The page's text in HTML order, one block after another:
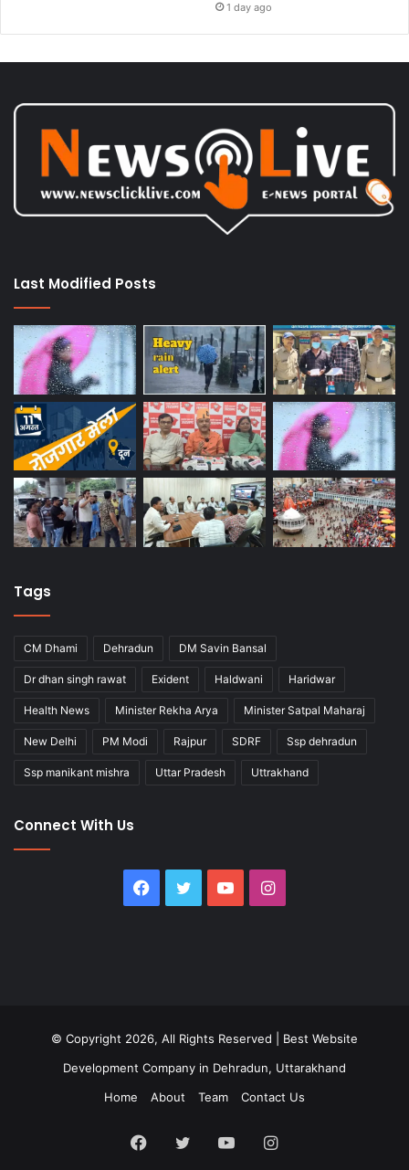
1 day ago
Last Modified Posts
Tags
CM Dhami Dehradun DM Savin Bansal
Dr dhan singh rawat Exident Haldwani Haridwar
Health News Minister Rekha Arya Minister Satpal Maharaj
New Delhi PM Modi Rajpur SDRF Ssp dehradun
Ssp manikant mishra Uttar Pradesh Uttrakhand
Connect With Us
Facebook
Twitter YouTubeInstagram
© Copyright 2026, All Rights Reserved | Best Website
Development Company in Dehradun, Uttarakhand
Home
About Team Contact Us
Facebook
Twitter YouTubeInstagram